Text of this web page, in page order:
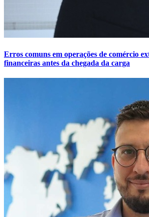
Erros comuns em operações de comércio
financeiras antes da chegada da carga